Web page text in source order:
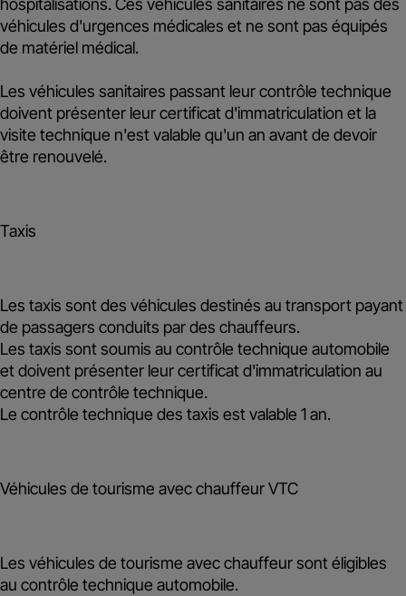
hospitalisations. Ces véhicules sanitaires ne sont pas des
véhicules d'urgences médicales et ne sont pas équipés
de matériel médical.
Les véhicules sanitaires passant leur contrôle technique
doivent présenter leur certificat d'immatriculation et la
visite technique n'est valable qu'un an avant de devoir
être renouvelé.
Taxis
Les taxis sont des véhicules destinés au transport payant
de passagers conduits par des chauffeurs.
Les taxis sont soumis au contrôle technique automobile
et doivent présenter leur certificat d'immatriculation au
centre de contrôle technique.
Le contrôle technique des taxis est valable 1 an.
Véhicules de tourisme avec chauffeur VTC
Les véhicules de tourisme avec chauffeur sont éligibles
au contrôle technique automobile.